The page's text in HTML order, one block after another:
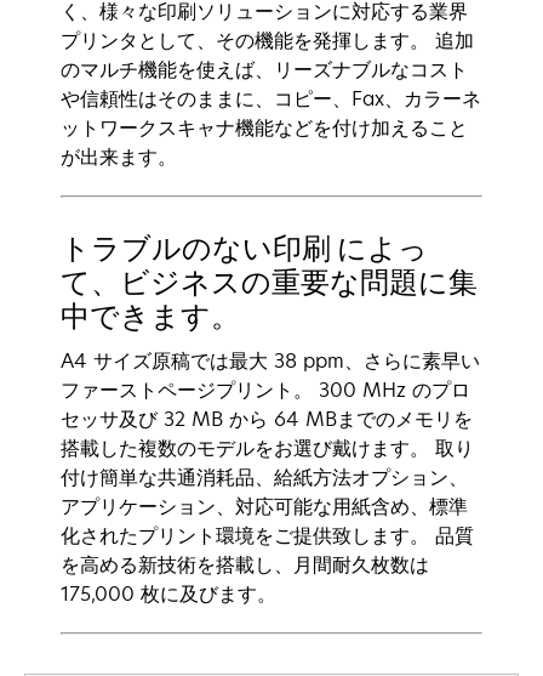
く、様々な印刷ソリューションに対応する業界
プリンタとして、その機能を発揮します。 追加
のマルチ機能を使えば、リーズナブルなコスト
や信頼性はそのままに、コピー、Fax、カラーネ
ットワークスキャナ機能などを付け加えること
が出来ます。
トラブルのない印刷 によっ
て、ビジネスの重要な問題に集
中できます。
A4 サイズ原稿では最大 38 ppm、さらに素早い
ファーストページプリント。 300 MHz のプロ
セッサ及び 32 MB から 64 MBまでのメモリを
搭載した複数のモデルをお選び戴けます。 取り
付け簡単な共通消耗品、給紙方法オプション、
アプリケーション、対応可能な用紙含め、標準
化されたプリント環境をご提供致します。 品質
を高める新技術を搭載し、月間耐久枚数は
175,000 枚に及びます。